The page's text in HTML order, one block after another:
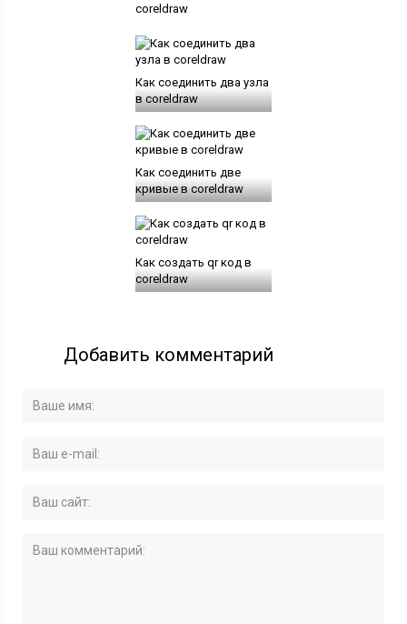
coreldraw
Как соединить два узла
в coreldraw
Как соединить две
кривые в coreldraw
Как создать qr код в
coreldraw
Добавить комментарий